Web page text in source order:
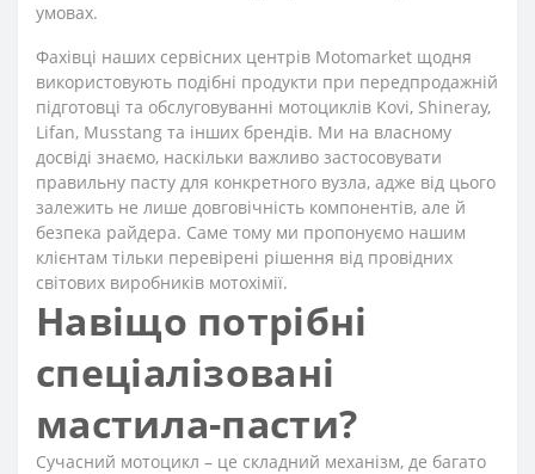
умовах.
Фахівці наших сервісних центрів Motomarket щодня
використовують подібні продукти при передпродажній
підготовці та обслуговуванні мотоциклів Kovi, Shineray,
Lifan, Musstang та інших брендів. Ми на власному
досвіді знаємо, наскільки важливо застосовувати
правильну пасту для конкретного вузла, адже від цього
залежить не лише довговічність компонентів, але й
безпека райдера. Саме тому ми пропонуємо нашим
клієнтам тільки перевірені рішення від провідних
світових виробників мотохімії.
Навіщо потрібні
спеціалізовані
мастила-пасти?
Сучасний мотоцикл – це складний механізм, де багато